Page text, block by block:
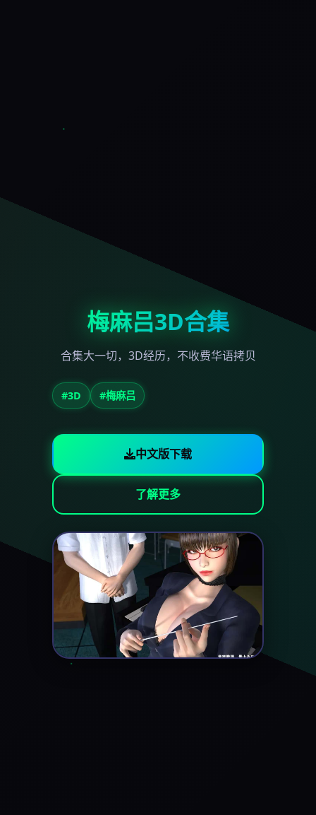
梅麻吕3D合集
合集大一切，3D经历，不收费华语拷贝
#3D #梅麻吕
中文版下载
了解更多